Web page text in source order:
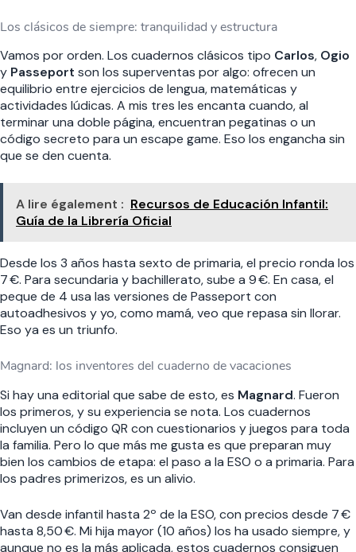
Los clásicos de siempre: tranquilidad y estructura
Vamos por orden. Los cuadernos clásicos tipo Carlos, Ogio
y Passeport son los superventas por algo: ofrecen un
equilibrio entre ejercicios de lengua, matemáticas y
actividades lúdicas. A mis tres les encanta cuando, al
terminar una doble página, encuentran pegatinas o un
código secreto para un escape game. Eso los engancha sin
que se den cuenta.
A lire également : Recursos de Educación Infantil:
Guía de la Librería Oficial
Desde los 3 años hasta sexto de primaria, el precio ronda los
7 €. Para secundaria y bachillerato, sube a 9 €. En casa, el
peque de 4 usa las versiones de Passeport con
autoadhesivos y yo, como mamá, veo que repasa sin llorar.
Eso ya es un triunfo.
Magnard: los inventores del cuaderno de vacaciones
Si hay una editorial que sabe de esto, es Magnard. Fueron
los primeros, y su experiencia se nota. Los cuadernos
incluyen un código QR con cuestionarios y juegos para toda
la familia. Pero lo que más me gusta es que preparan muy
bien los cambios de etapa: el paso a la ESO o a primaria. Para
los padres primerizos, es un alivio.
Van desde infantil hasta 2º de la ESO, con precios desde 7 €
hasta 8,50 €. Mi hija mayor (10 años) los ha usado siempre, y
aunque no es la más aplicada, estos cuadernos consiguen